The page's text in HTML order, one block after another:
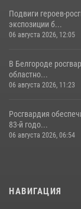
Подвиги
экспозиции б...
06 августа 2026, 12:05
В Белгороде
областно...
06 августа 2026, 11:23
Росгвардия
83-й годо...
06 августа 2026, 06:54
НАВИГАЦИЯ